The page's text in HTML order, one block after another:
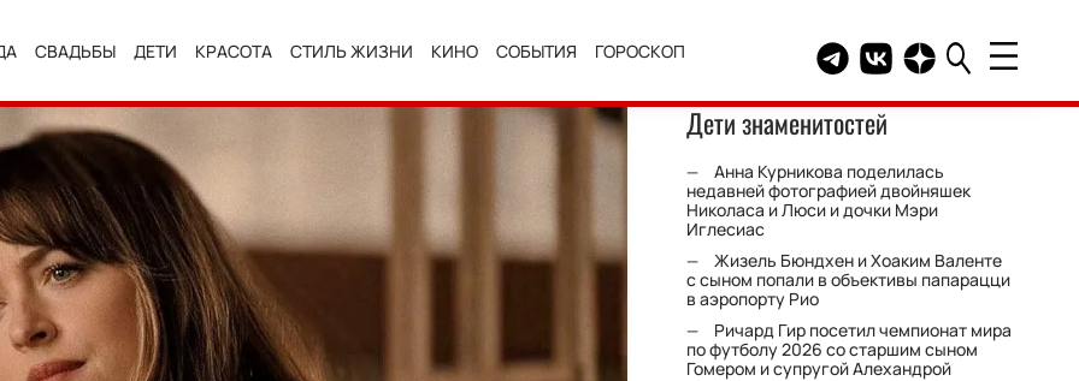
СВАДЬБЫ ДЕТИ КРАСОТА СТИЛЬ ЖИЗНИ КИНО СОБЫТИЯ ГОРОСКОП Telegram канал HELLO
Группа HELLO
Канал HELLO в
Дети знаменитостей
Анна Курникова поделилась
недавней фотографией двойняшек
Николаса и Люси и дочки Мэри
Иглесиас
Жизель Бюндхен и Хоаким Валенте
с сыном попали в объективы папарацци
в аэропорту Рио
Ричард Гир посетил чемпионат мира
по футболу 2026 со старшим сыном
Гомером и супругой Алехандрой